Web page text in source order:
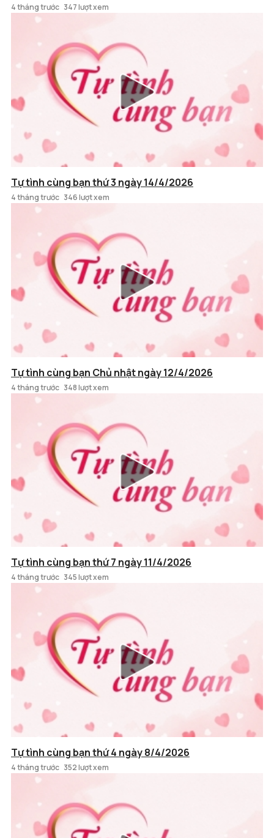
4 tháng trước 347 lượt xem
Tự tình cùng bạn thứ 3 ngày 14/4/2026
4 tháng trước 346 lượt xem
Tự tình cùng bạn Chủ nhật ngày 12/4/2026
4 tháng trước 348 lượt xem
Tự tình cùng bạn thứ 7 ngày 11/4/2026
4 tháng trước 345 lượt xem
Tự tình cùng bạn thứ 4 ngày 8/4/2026
4 tháng trước 352 lượt xem